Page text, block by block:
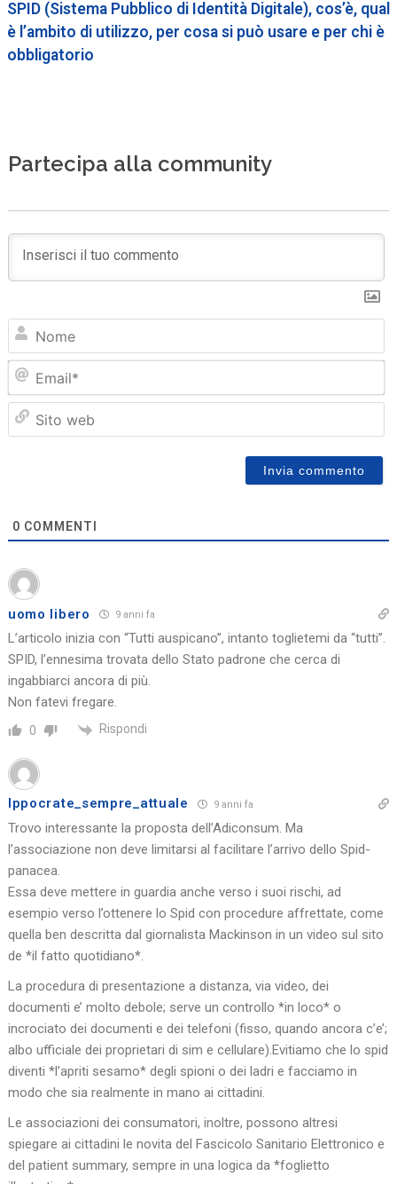
SPID (Sistema Pubblico di Identità Digitale), cos’è, qual
è l’ambito di utilizzo, per cosa si può usare e per chi è
obbligatorio
Partecipa alla community
0 COMMENTI
uomo libero 9 anni fa
L’articolo inizia con “Tutti auspicano”, intanto toglietemi da “tutti”.
SPID, l’ennesima trovata dello Stato padrone che cerca di
ingabbiarci ancora di più.
Non fatevi fregare.
0 Rispondi
Ippocrate_sempre_attuale 9 anni fa
Trovo interessante la proposta dell’Adiconsum. Ma
l’associazione non deve limitarsi al facilitare l’arrivo dello Spid-
panacea.
Essa deve mettere in guardia anche verso i suoi rischi, ad
esempio verso l’ottenere lo Spid con procedure affrettate, come
quella ben descritta dal giornalista Mackinson in un video sul sito
de *il fatto quotidiano*.
La procedura di presentazione a distanza, via video, dei
documenti e’ molto debole; serve un controllo *in loco* o
incrociato dei documenti e dei telefoni (fisso, quando ancora c’e’;
albo ufficiale dei proprietari di sim e cellulare).Evitiamo che lo spid
diventi *l’apriti sesamo* degli spioni o dei ladri e facciamo in
modo che sia realmente in mano ai cittadini.
Le associazioni dei consumatori, inoltre, possono altresi
spiegare ai cittadini le novita del Fascicolo Sanitario Elettronico e
del patient summary, sempre in una logica da *foglietto